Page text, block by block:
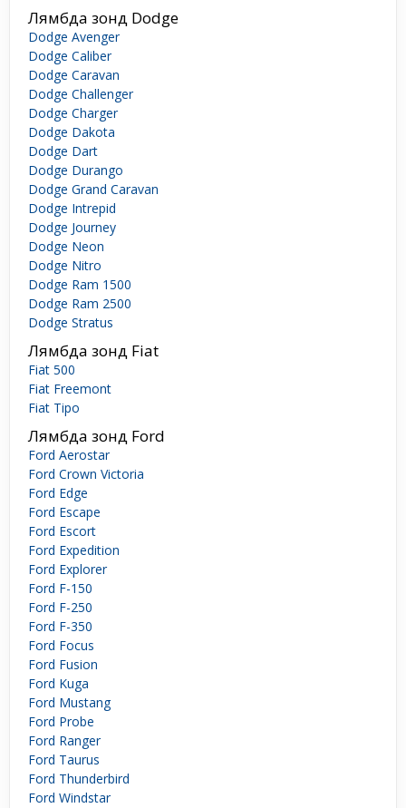
Лямбда зонд Dodge
Dodge Avenger
Dodge Caliber
Dodge Caravan
Dodge Challenger
Dodge Charger
Dodge Dakota
Dodge Dart
Dodge Durango
Dodge Grand Caravan
Dodge Intrepid
Dodge Journey
Dodge Neon
Dodge Nitro
Dodge Ram 1500
Dodge Ram 2500
Dodge Stratus
Лямбда зонд Fiat
Fiat 500
Fiat Freemont
Fiat Tipo
Лямбда зонд Ford
Ford Aerostar
Ford Crown Victoria
Ford Edge
Ford Escape
Ford Escort
Ford Expedition
Ford Explorer
Ford F-150
Ford F-250
Ford F-350
Ford Focus
Ford Fusion
Ford Kuga
Ford Mustang
Ford Probe
Ford Ranger
Ford Taurus
Ford Thunderbird
Ford Windstar